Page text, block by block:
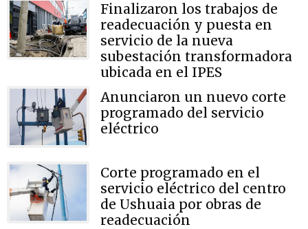
Finalizaron los trabajos de
readecuación y puesta en
servicio de la nueva
subestación transformadora
ubicada en el IPES
Anunciaron un nuevo corte
programado del servicio
eléctrico
Corte programado en el
servicio eléctrico del centro
de Ushuaia por obras de
readecuación